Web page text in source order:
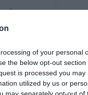
of your personal
the below opt-out section
is processed you may
utilized by us or
may separately opt-out of